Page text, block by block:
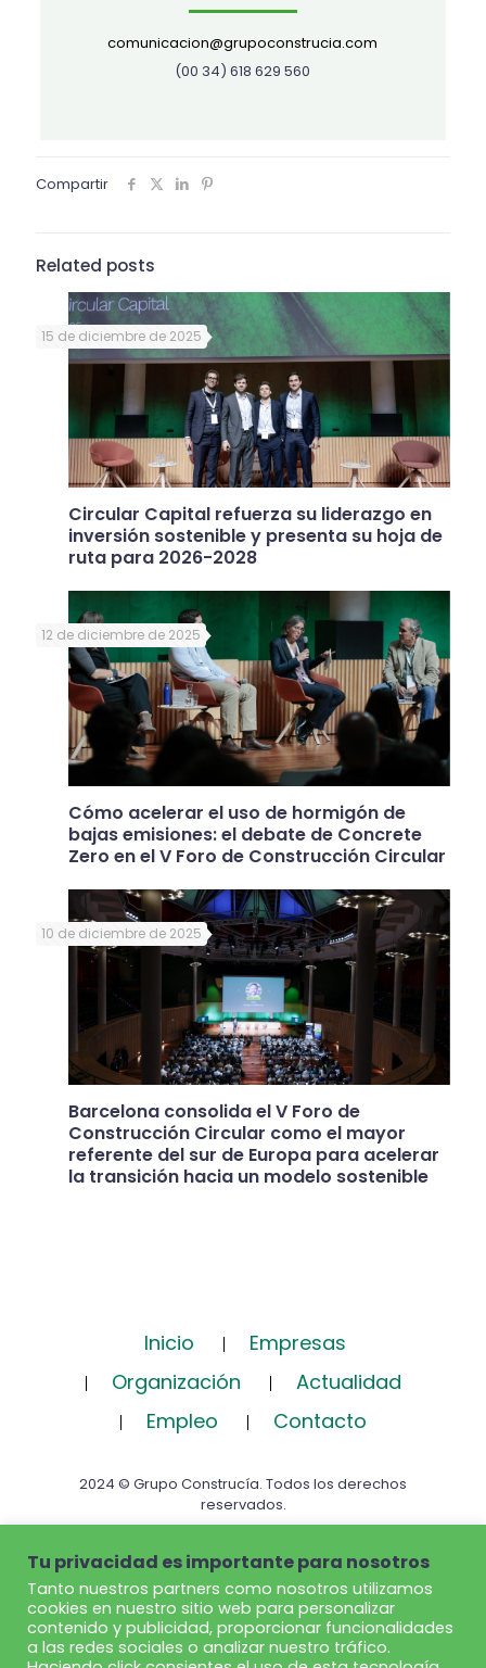
comunicacion@grupoconstrucia.com
(00 34) 618 629 560
Compartir
Related posts
15 de diciembre de 2025
Circular Capital refuerza su liderazgo en
inversión sostenible y presenta su hoja de
ruta para 2026-2028
12 de diciembre de 2025
Cómo acelerar el uso de hormigón de
bajas emisiones: el debate de Concrete
Zero en el V Foro de Construcción Circular
10 de diciembre de 2025
Barcelona consolida el V Foro de
Construcción Circular como el mayor
referente del sur de Europa para acelerar
la transición hacia un modelo sostenible
Inicio
Empresas
Organización
Actualidad
Empleo
Contacto
2024 © Grupo Construcía. Todos los derechos
reservados.
Politica de privacidad
Aviso Legal
Política de cookies
Ética y cumplimiento
Tu privacidad es importante para nosotros
Tanto nuestros partners como nosotros utilizamos
cookies en nuestro sitio web para personalizar
contenido y publicidad, proporcionar funcionalidades
a las redes sociales o analizar nuestro tráfico.